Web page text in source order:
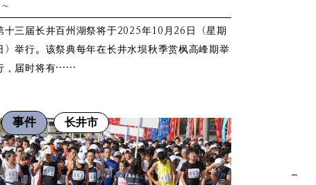
~
十三届长井百州湖祭将于2025年10月26日（星期
）举行。该祭典每年在长井水坝秋季赏枫高峰期举
，届时将有……
事件 长井市